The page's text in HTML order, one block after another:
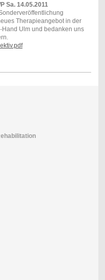
Sa. 14.05.2011
Therapieangebot in der
Ulm und bedanken uns